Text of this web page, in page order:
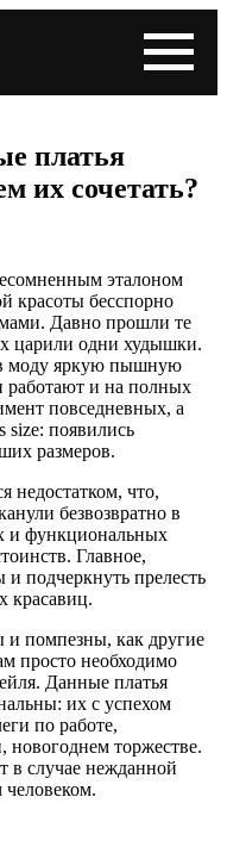
платья
их сочетать?
эталоном
красоты бесспорно
Давно прошли те
царили одни худышки.
моду яркую пышную
работают и на полных
повседневных, а
size: появились
размеров.
недостатком, что,
безвозвратно в
и функциональных
Главное,
подчеркнуть прелесть
красавиц.
и помпезны, как другие
просто необходимо
Данные платья
их с успехом
по работе,
новогоднем торжестве.
в случае нежданной